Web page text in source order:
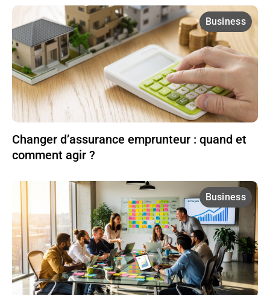
Business
Changer d’assurance emprunteur : quand et
comment agir ?
Business